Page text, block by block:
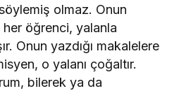
olmaz. Onun
öğrenci, yalanla
Onun yazdığı makalelere
o yalanı çoğaltır.
bilerek ya da